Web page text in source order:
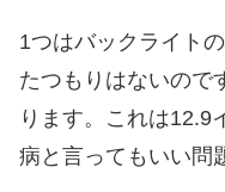
1つはバックライト
たつもりはないので
ります。これは
病と言ってもいい問